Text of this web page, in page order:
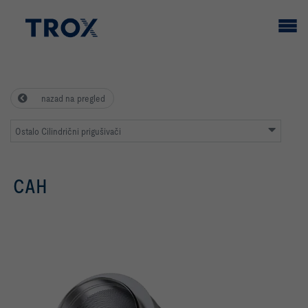
nazad na pregled
Ostalo Cilindrični prigušivači
CAH